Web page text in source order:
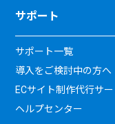
サポート
サポート一覧
導入をご検討中の方へ
ECサイト制作代行サ
ヘルプセンター